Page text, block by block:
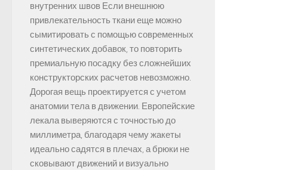
внутренних швов Если внешнюю
привлекательность ткани еще можно
сымитировать с помощью современных
синтетических добавок, то повторить
премиальную посадку без сложнейших
конструкторских расчетов невозможно.
Дорогая вещь проектируется с учетом
анатомии тела в движении. Европейские
лекала выверяются с точностью до
миллиметра, благодаря чему жакеты
идеально садятся в плечах, а брюки не
сковывают движений и визуально